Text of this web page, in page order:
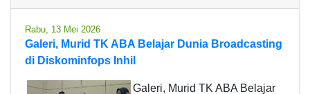
Rabu, 13 Mei 2026
Galeri, Murid TK ABA Belajar Dunia Broadcasting
di Diskominfops Inhil
Galeri, Murid TK ABA Belajar